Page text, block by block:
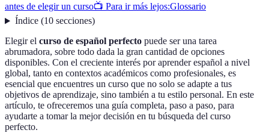
antes de elegir un curso📺 Para ir más lejos:Glossario
Índice(10 secciones)
Elegir el curso de español perfecto puede ser una tarea
abrumadora, sobre todo dada la gran cantidad de opciones
disponibles. Con el creciente interés por aprender español a nivel
global, tanto en contextos académicos como profesionales, es
esencial que encuentres un curso que no solo se adapte a tus
objetivos de aprendizaje, sino también a tu estilo personal. En este
artículo, te ofreceremos una guía completa, paso a paso, para
ayudarte a tomar la mejor decisión en tu búsqueda del curso
perfecto.